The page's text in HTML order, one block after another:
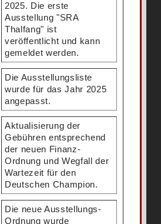
2025. Die erste
Ausstellung "SRA
Thalfang" ist
veröffentlicht und kann
gemeldet werden.
Die Ausstellungsliste
wurde für das Jahr 2025
angepasst.
Aktualisierung der
Gebühren entsprechend
der neuen Finanz-
Ordnung und Wegfall der
Wartezeit für den
Deutschen Champion.
Die neue Ausstellungs-
Ordnung wurde